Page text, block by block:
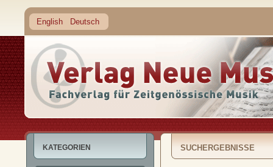
English Deutsch
KATEGORIEN SUCHERGEBNISSE